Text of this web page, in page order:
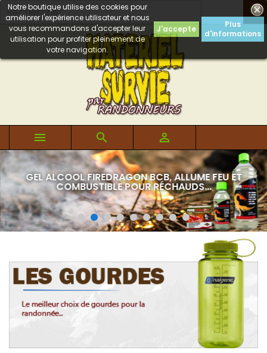

Notre boutique utilise des cookies pour
améliorer l'expérience utilisateur et nous
vous recommandons d'accepter leur
utilisation pour profiter pleinement de
votre navigation.
J'accepte
Plus
d'informations
  
GEL ALCOOL FIREDRAGON BCB, ALLUME FEU ET
COMBUSTIBLE POUR RÉCHAUDS...